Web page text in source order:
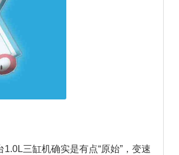
三缸机确实是有点“原始”，变速